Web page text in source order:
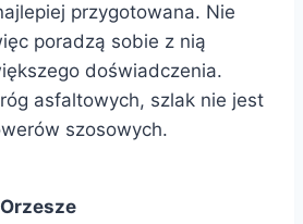
przygotowana. Nie
poradzą sobie z nią
doświadczenia.
asfaltowych, szlak nie jest
szosowych.